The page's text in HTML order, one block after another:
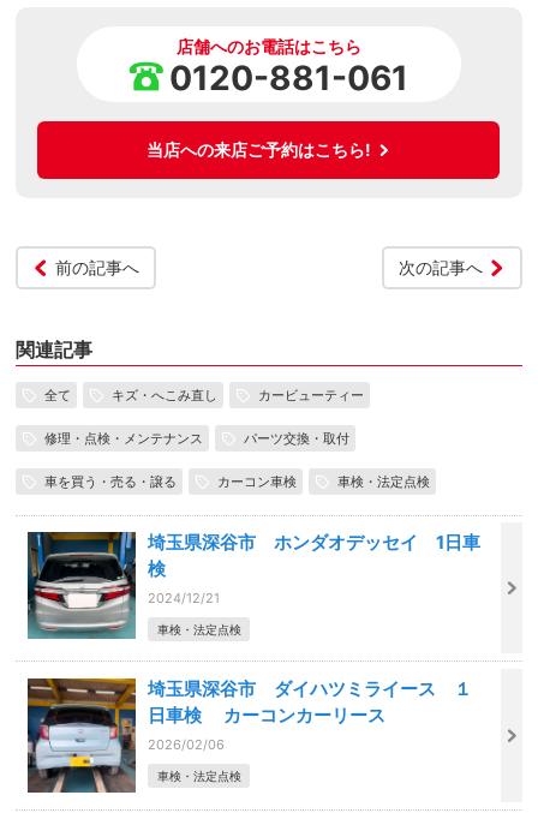
店舗へのお電話はこちら
0120-881-061
当店への来店ご予約はこちら!
前の記事へ 次の記事へ
関連記事
全て キズ・へこみ直し カービューティー
修理・点検・メンテナンス パーツ交換・取付
車を買う・売る・譲る カーコン車検 車検・法定点検
埼玉県深谷市 ホンダオデッセイ 1日車
検
2024/12/21
車検・法定点検
埼玉県深谷市 ダイハツミライース １
日車検 カーコンカーリース
2026/02/06
車検・法定点検